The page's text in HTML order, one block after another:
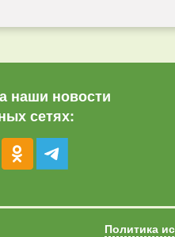
наши новости
сетях:
Политика